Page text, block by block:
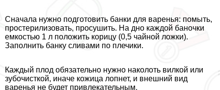
Сначала нужно подготовить банки для варенья: помыть,
простерилизовать, просушить. На дно каждой баночки
емкостью 1 л положить корицу (0,5 чайной ложки).
Заполнить банку сливами по плечики.
Каждый плод обязательно нужно наколоть вилкой или
зубочисткой, иначе кожица лопнет, и внешний вид
варенья не будет привлекательным.